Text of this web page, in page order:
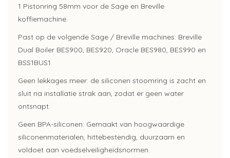
1 Pistonring 58mm voor de Sage en Breville
koffiemachine.
Past op de volgende Sage / Breville machines: Breville
Dual Boiler BES900, BES920, Oracle BES980, BES990 en
BSS1BUS1
Geen lekkages meer: de siliconen stoomring is zacht en
sluit na installatie strak aan, zodat er geen water
ontsnapt.
Geen BPA-siliconen: Gemaakt van hoogwaardige
siliconenmaterialen, hittebestendig, duurzaam en
voldoet aan voedselveiligheidsnormen.